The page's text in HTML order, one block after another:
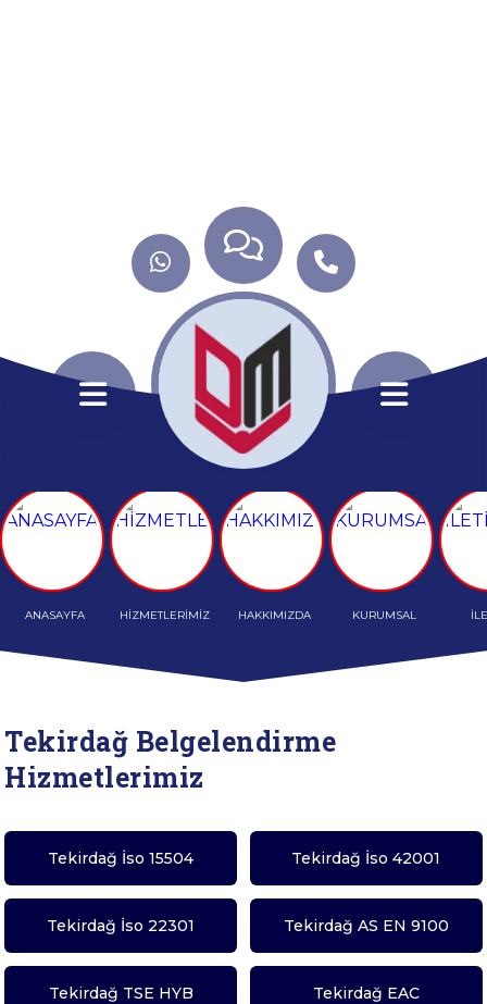
KURUMSAL
ANASAYFA HİZMETLERİMİZ HAKKIMIZDA KURUMSAL
Tekirdağ Belgelendirme
Hizmetlerimiz
Tekirdağ İso 15504 Tekirdağ İso 42001
Tekirdağ İso 22301 Tekirdağ AS EN 9100
Tekirdağ TSE HYB Tekirdağ EAC